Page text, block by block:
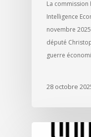
La
Intelligence
novembre
député
guerre
28 octobre